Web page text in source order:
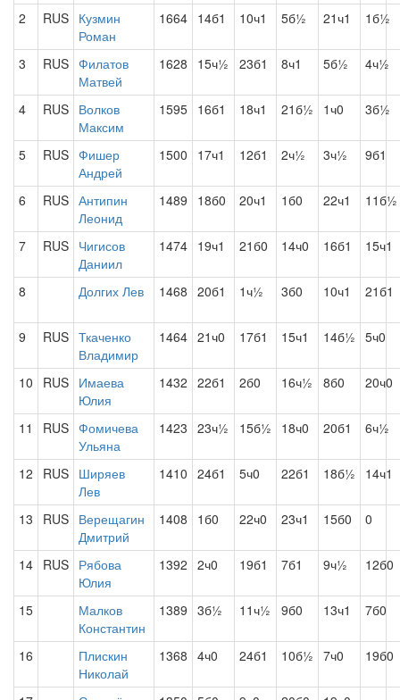
2 RUS Кузмин
Роман
1664 14б1 10ч1 5б½ 21ч1 1б½
3 RUS Филатов
Матвей
1628 15ч½ 23б1 8ч1 5б½ 4ч½
4 RUS Волков
Максим
1595 16б1 18ч1 21б½ 1ч0 3б½
5 RUS Фишер
Андрей
1500 17ч1 12б1 2ч½ 3ч½ 9б1
6 RUS Антипин
Леонид
1489 18б0 20ч1 1б0 22ч1 11б½
7 RUS Чигисов
Даниил
1474 19ч1 21б0 14ч0 16б1 15ч1
8 Долгих Лев 1468 20б1 1ч½ 3б0 10ч1 21б1
9 RUS Ткаченко
Владимир
1464 21ч0 17б1 15ч1 14б½ 5ч0
10 RUS Имаева
Юлия
1432 22б1 2б0 16ч½ 8б0 20ч0
11 RUS Фомичева
Ульяна
1423 23ч½ 15б½ 18ч0 20б1 6ч½
12 RUS Ширяев
Лев
1410 24б1 5ч0 22б1 18б½ 14ч1
13 RUS Верещагин
Дмитрий
1408 1б0 22ч0 23ч1 15б0 0
14 RUS Рябова
Юлия
1392 2ч0 19б1 7б1 9ч½ 12б0
15
Малков
Константин
1389 3б½ 11ч½ 9б0 13ч1 7б0
16
Плискин
Николай
1368 4ч0 24б1 10б½ 7ч0 19б0